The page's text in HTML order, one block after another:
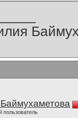
пользователь